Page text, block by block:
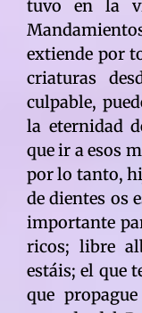
tuvo en la
extiende por
criaturas
culpable,
la eternidad
que ir a esos
por lo tanto,
de dientes os
importante
ricos; libre
estáis; el que
que